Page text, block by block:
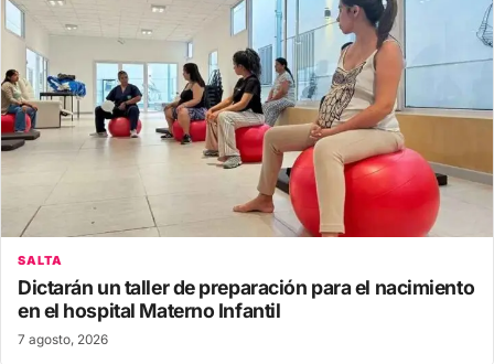
SALTA
Dictarán un taller de preparación para el nacimiento
en el hospital Materno Infantil
7 agosto, 2026